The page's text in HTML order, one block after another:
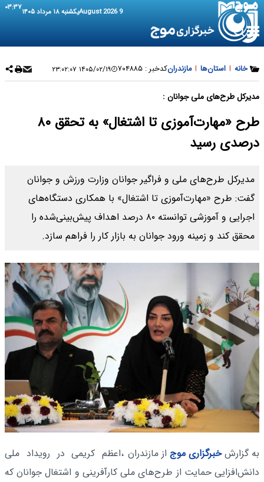
9 August 2026 یکشنبه ۱۸ مرداد ۱۴۰۵ ۰۳:۳۷
خانه | استان‌ها | مازندرانکدخبر : ۷۰۴۸۸۵ ۱۴۰۵/۰۲/۱۹ ۲۳:۰۲:۰۷
مدیرکل طرح‌های ملی جوانان :
طرح «مهارت‌آموزی تا اشتغال» به تحقق ۸۰
درصدی رسید
مدیرکل طرح‌های ملی و فراگیر جوانان وزارت ورزش و جوانان
گفت: طرح «مهارت‌آموزی تا اشتغال» با همکاری دستگاه‌های
اجرایی و آموزشی توانسته ۸۰ درصد اهداف پیش‌بینی‌شده را
محقق کند و زمینه ورود جوانان به بازار کار را فراهم سازد.
به گزارشخبرگزاری موج از مازندران ،اعظم کریمی در رویداد ملی
دانش‌افزایی حمایت از طرح‌های ملی کارآفرینی و اشتغال جوانان که